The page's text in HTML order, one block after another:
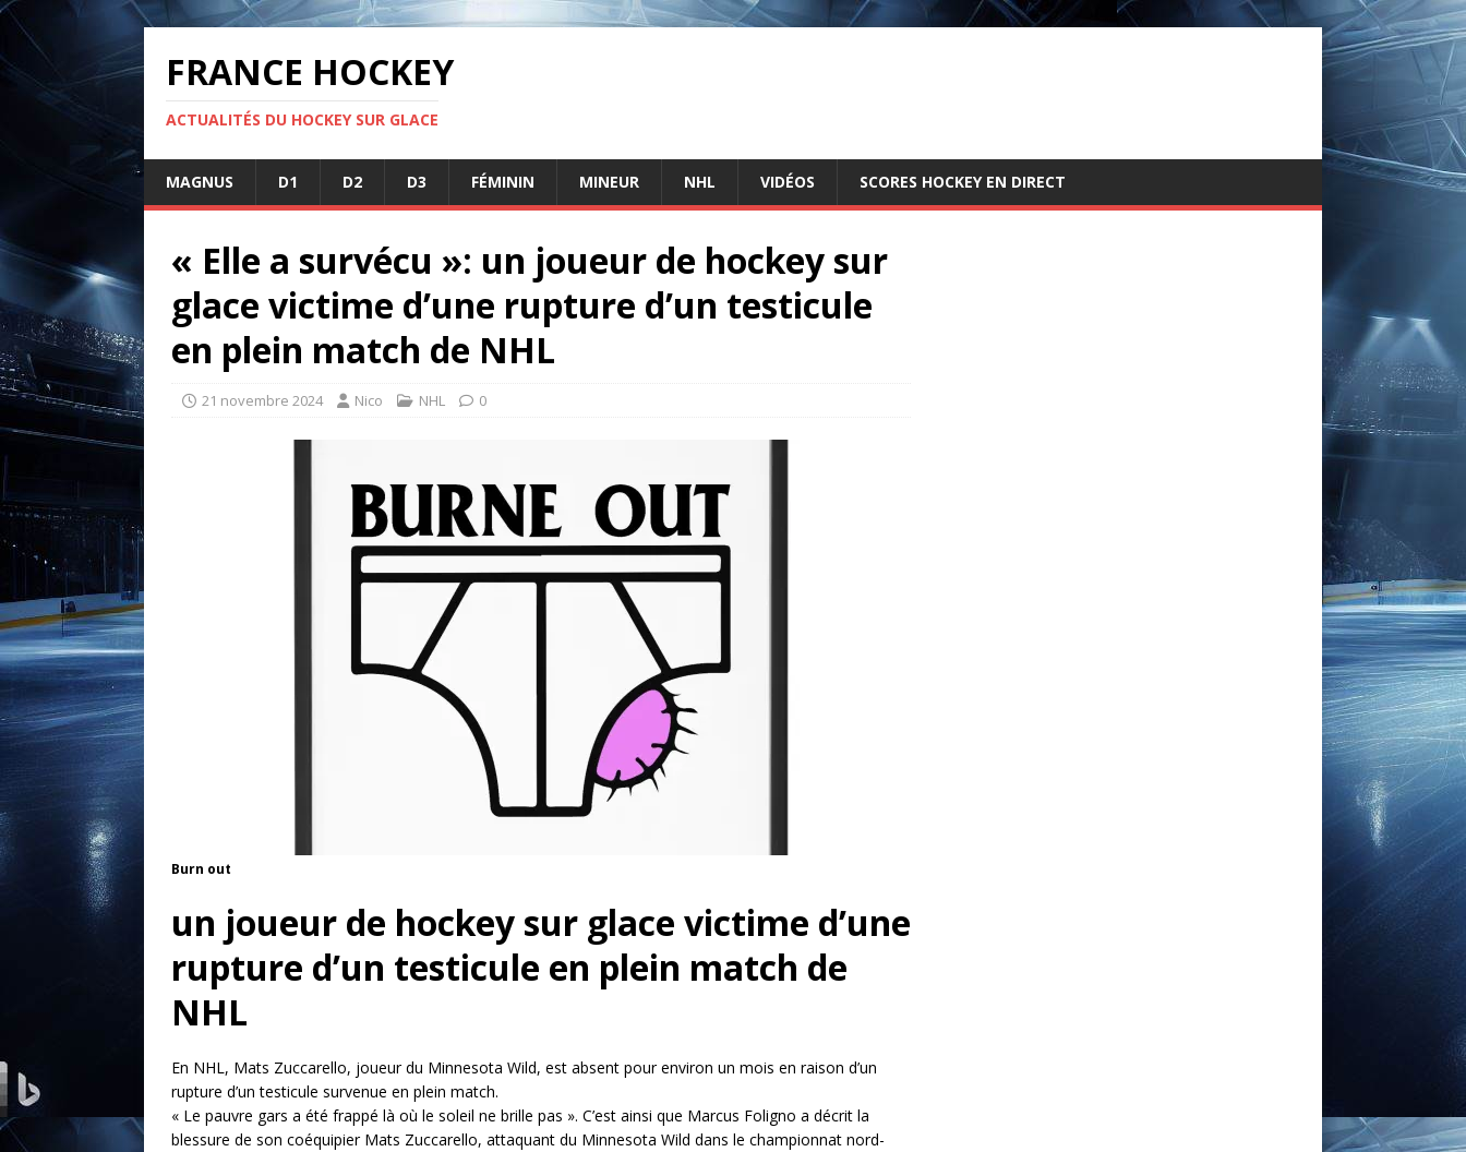
FRANCE HOCKEY
ACTUALITÉS DU HOCKEY SUR GLACE
MAGNUS D1 D2 D3 FÉMININ MINEUR NHL VIDÉOS SCORES HOCKEY EN DIRECT
« Elle a survécu »: un joueur de hockey sur
glace victime d’une rupture d’un testicule
en plein match de NHL
21 novembre 2024 Nico NHL 0
Burn out
un joueur de hockey sur glace victime d’une
rupture d’un testicule en plein match de
NHL
En NHL, Mats Zuccarello, joueur du Minnesota Wild, est absent pour environ un mois en raison d’un
rupture d’un testicule survenue en plein match.
« Le pauvre gars a été frappé là où le soleil ne brille pas ». C’est ainsi que Marcus Foligno a décrit la
blessure de son coéquipier Mats Zuccarello, attaquant du Minnesota Wild dans le championnat nord-